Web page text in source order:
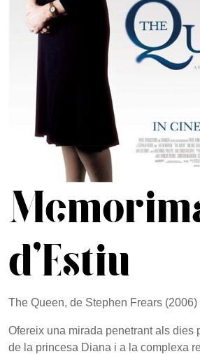
d'Estiu
The Queen, de Stephen Frears (2006)
Ofereix una mirada penetrant als dies
de la princesa Diana i a la complexa